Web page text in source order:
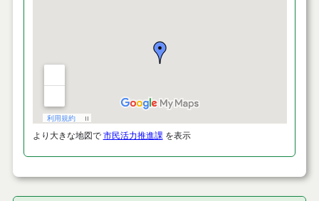
より大きな地図で 市民活力推進課を表示